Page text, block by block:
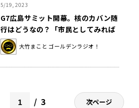
5/19, 2023
G7広島サミット開幕。核のカバン随
行はどうなの？「市民としてみれば
かなり違和感がある話」
大竹まこと ゴールデンラジオ！
3 次ページ